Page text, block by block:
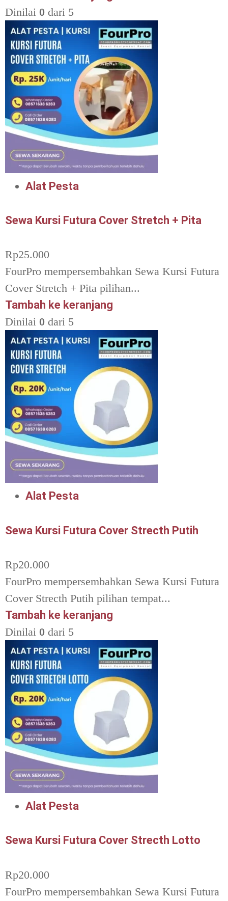
Dinilai 0 dari 5
Alat Pesta
Sewa Kursi Futura Cover Stretch + Pita
Rp25.000
FourPro mempersembahkan Sewa Kursi Futura
Cover Stretch + Pita pilihan...
Tambah ke keranjang
Dinilai 0 dari 5
Alat Pesta
Sewa Kursi Futura Cover Strecth Putih
Rp20.000
FourPro mempersembahkan Sewa Kursi Futura
Cover Strecth Putih pilihan tempat...
Tambah ke keranjang
Dinilai 0 dari 5
Alat Pesta
Sewa Kursi Futura Cover Strecth Lotto
Rp20.000
FourPro mempersembahkan Sewa Kursi Futura